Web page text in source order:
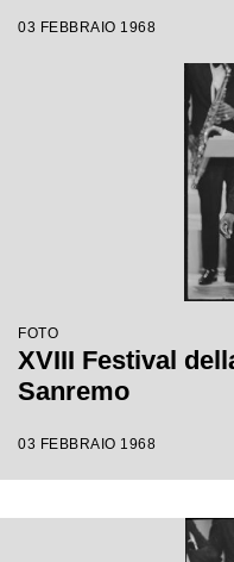
03 FEBBRAIO 1968
FOTO
XVIII Festival
Sanremo
03 FEBBRAIO 1968